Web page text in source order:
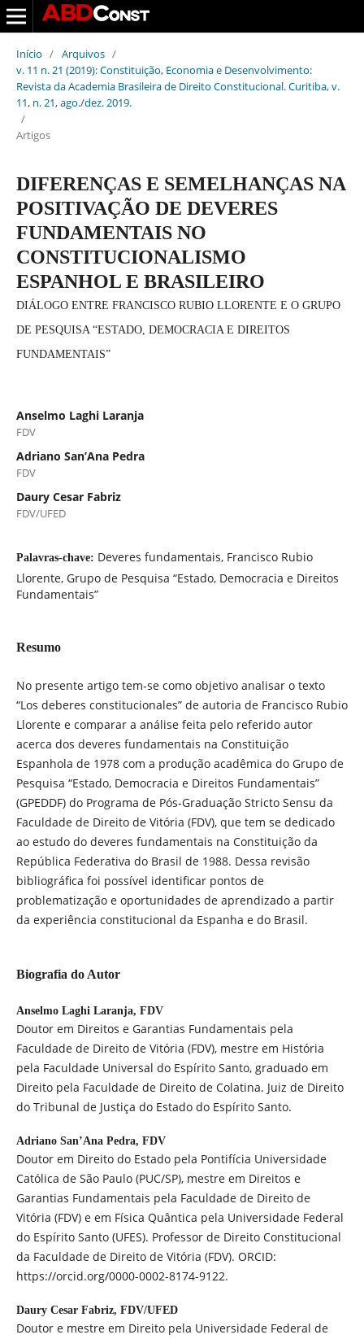
Início / Arquivos /
v. 11 n. 21 (2019): Constituição, Economia e Desenvolvimento:
Revista da Academia Brasileira de Direito Constitucional. Curitiba, v.
11, n. 21, ago./dez. 2019.
/
Artigos
DIFERENÇAS E SEMELHANÇAS NA
POSITIVAÇÃO DE DEVERES
FUNDAMENTAIS NO
CONSTITUCIONALISMO
ESPANHOL E BRASILEIRO
DIÁLOGO ENTRE FRANCISCO RUBIO LLORENTE E O GRUPO
DE PESQUISA “ESTADO, DEMOCRACIA E DIREITOS
FUNDAMENTAIS”
Anselmo Laghi Laranja
FDV
Adriano San’Ana Pedra
FDV
Daury Cesar Fabriz
FDV/UFED
Palavras-chave: Deveres fundamentais, Francisco Rubio
Llorente, Grupo de Pesquisa “Estado, Democracia e Direitos
Fundamentais”
Resumo
No presente artigo tem-se como objetivo analisar o texto
“Los deberes constitucionales” de autoria de Francisco Rubio
Llorente e comparar a análise feita pelo referido autor
acerca dos deveres fundamentais na Constituição
Espanhola de 1978 com a produção acadêmica do Grupo de
Pesquisa “Estado, Democracia e Direitos Fundamentais”
(GPEDDF) do Programa de Pós-Graduação Stricto Sensu da
Faculdade de Direito de Vitória (FDV), que tem se dedicado
ao estudo do deveres fundamentais na Constituição da
República Federativa do Brasil de 1988. Dessa revisão
bibliográfica foi possível identificar pontos de
problematização e oportunidades de aprendizado a partir
da experiência constitucional da Espanha e do Brasil.
Biografia do Autor
Anselmo Laghi Laranja, FDV
Doutor em Direitos e Garantias Fundamentais pela
Faculdade de Direito de Vitória (FDV), mestre em História
pela Faculdade Universal do Espírito Santo, graduado em
Direito pela Faculdade de Direito de Colatina. Juiz de Direito
do Tribunal de Justiça do Estado do Espírito Santo.
Adriano San’Ana Pedra, FDV
Doutor em Direito do Estado pela Pontifícia Universidade
Católica de São Paulo (PUC/SP), mestre em Direitos e
Garantias Fundamentais pela Faculdade de Direito de
Vitória (FDV) e em Física Quântica pela Universidade Federal
do Espírito Santo (UFES). Professor de Direito Constitucional
da Faculdade de Direito de Vitória (FDV). ORCID:
https://orcid.org/0000-0002-8174-9122.
Daury Cesar Fabriz, FDV/UFED
Doutor e mestre em Direito pela Universidade Federal de